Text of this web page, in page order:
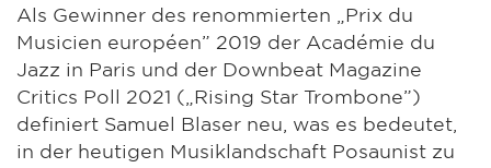
Als Gewinner des renommierten „Prix du
Musicien européen” 2019 der Académie du
Jazz in Paris und der Downbeat Magazine
Critics Poll 2021 („Rising Star Trombone”)
definiert Samuel Blaser neu, was es bedeutet,
in der heutigen Musiklandschaft Posaunist zu